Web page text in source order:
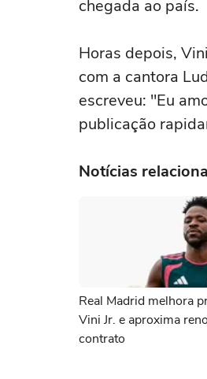
chegada ao país.
Horas depois,
com a cantora
escreveu: "Eu
publicação
Notícias
Real Madrid melhora
Vini Jr. e aproxima
contrato